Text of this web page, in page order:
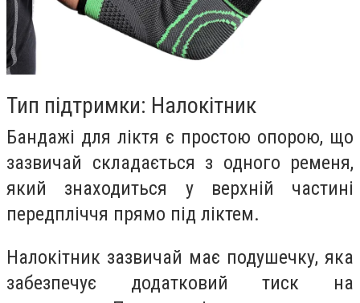
Тип підтримки: Налокітник
Бандажі для ліктя є простою опорою, що
зазвичай складається з одного ременя,
який знаходиться у верхній частині
передпліччя прямо під ліктем.
Налокітник зазвичай має подушечку, яка
забезпечує додатковий тиск на